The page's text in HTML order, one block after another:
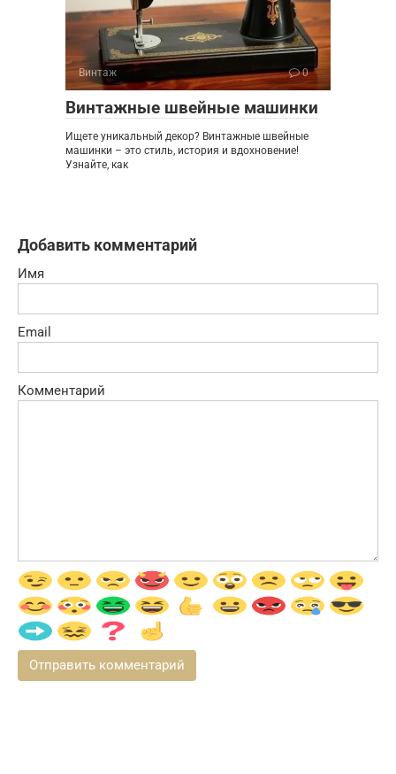
Винтаж 0
Винтажные швейные машинки
Ищете уникальный декор? Винтажные швейные
машинки – это стиль, история и вдохновение!
Узнайте, как
Добавить комментарий
Имя
Email
Комментарий